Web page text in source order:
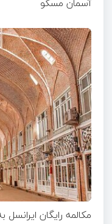
مکالمه رایگان